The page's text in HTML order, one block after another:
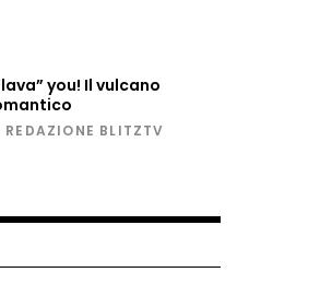
con la ruspa…
you! Il vulcano
REDAZIONE BLITZTV